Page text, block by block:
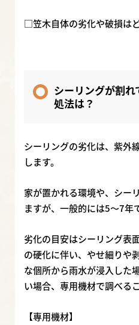
□笠木自体の劣化や破損は
シーリングが割
処法は？
シーリングの劣化は、紫外
します。
家が置かれる環境や、シー
ますが、一般的には5～7年
劣化の目安はシーリング表
の硬化に伴い、やせ細りや
な個所から雨水が浸入した
い場合、専用機材で調べる
【専用機材】